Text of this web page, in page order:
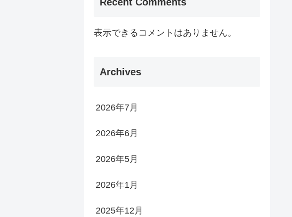
表示できるコメントはありません。
Archives
2026年7月
2026年6月
2026年5月
2026年1月
2025年12月